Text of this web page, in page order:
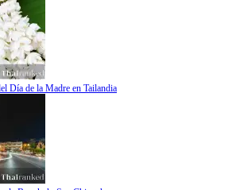
Día de la Madre en Tailandia